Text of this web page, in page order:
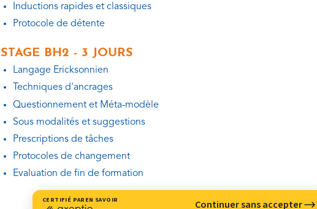
Inductions rapides et classiques
Protocole de détente
STAGE BH2 - 3 JOURS
Langage Ericksonnien
Techniques d'ancrages
Questionnement et Méta-modèle
Sous modalités et suggestions
Prescriptions de tâches
Protocoles de changement
Evaluation de fin de formation